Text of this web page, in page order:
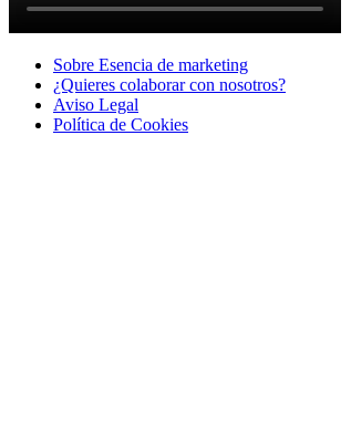
Sobre Esencia de marketing
¿Quieres colaborar con nosotros?
Aviso Legal
Polí­tica de Cookies